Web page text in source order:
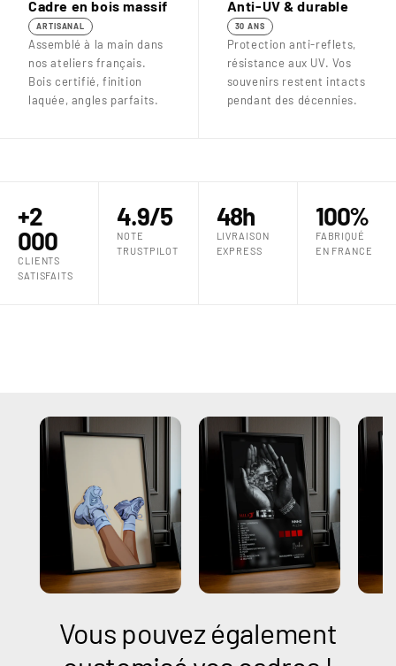
Cadre en bois massif
ARTISANAL
Assemblé à la main dans
nos ateliers français.
Bois certifié, finition
laquée, angles parfaits.
Anti-UV & durable
30 ANS
Protection anti-reflets,
résistance aux UV. Vos
souvenirs restent intacts
pendant des décennies.
+2
000
CLIENTS
SATISFAITS
4.9/5
NOTE
TRUSTPILOT
48h
LIVRAISON
EXPRESS
100%
FABRIQUÉ
EN FRANCE
Vous pouvez également